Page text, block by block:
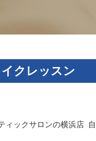
クレッスン
ィックサロンの横浜店